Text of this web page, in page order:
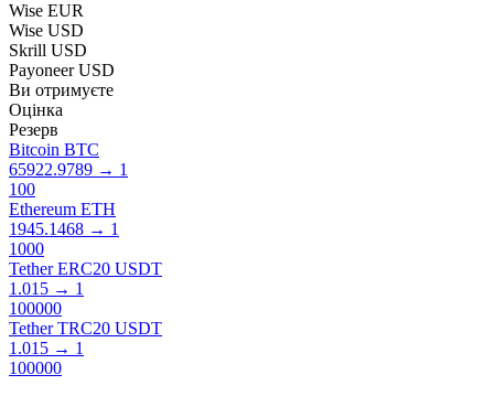
Wise EUR
Wise USD
Skrill USD
Payoneer USD
Ви отримуєте
Оцінка
Резерв
Bitcoin BTC
65922.9789 → 1
100
Ethereum ETH
1945.1468 → 1
1000
Tether ERC20 USDT
1.015 → 1
100000
Tether TRC20 USDT
1.015 → 1
100000